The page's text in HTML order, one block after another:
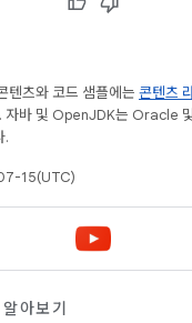
텐츠와 코드 샘플에는 콘텐츠
자바 및 OpenJDK는 Oracle
.
15(UTC)
아보기